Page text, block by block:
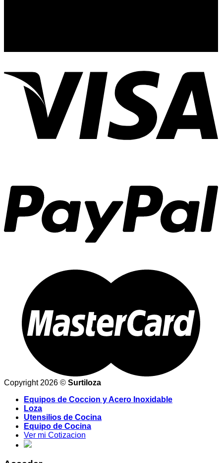
Copyright 2026 © Surtiloza
Equipos de Coccion y Acero Inoxidable
Loza
Utensilios de Cocina
Equipo de Cocina
Ver mi Cotizacion